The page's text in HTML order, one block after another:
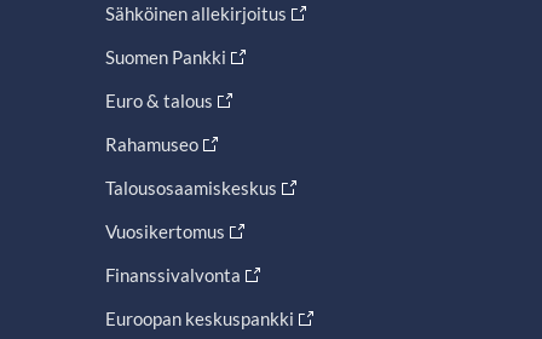
Sähköinen allekirjoitus
Suomen Pankki
Euro & talous
Rahamuseo
Talousosaamiskeskus
Vuosikertomus
Finanssivalvonta
Euroopan keskuspankki